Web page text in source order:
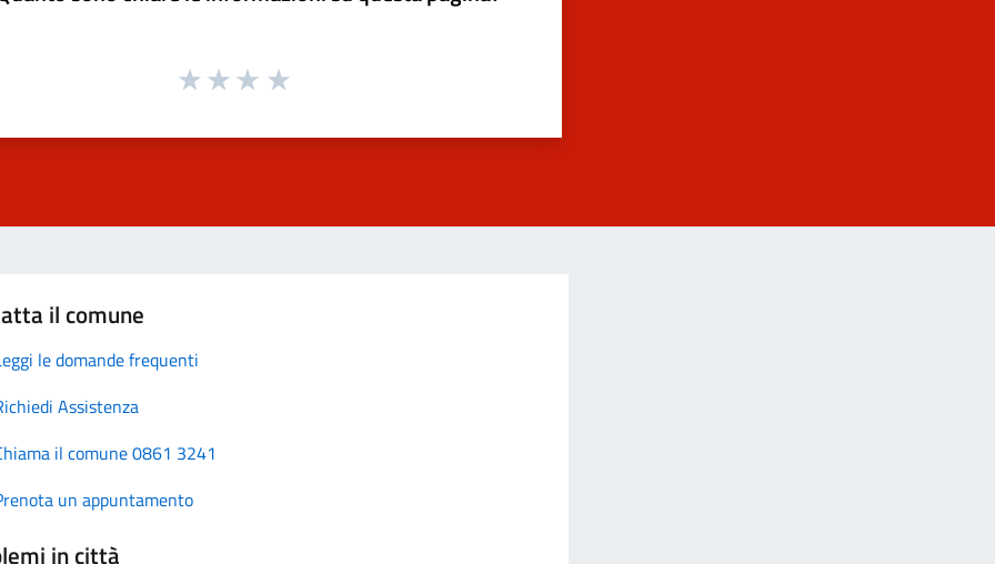
il comune
le domande frequenti
Assistenza
il comune 0861 3241
un appuntamento
in città